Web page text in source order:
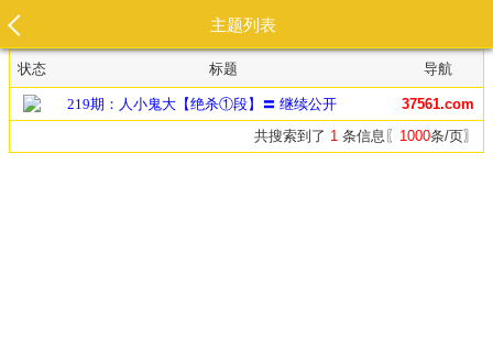
主题列表
状态 标题 导航
219期：人小鬼大【绝杀①段】〓 继续公开
37561.com
共搜索到了 1 条信息〖 1000条/页〗